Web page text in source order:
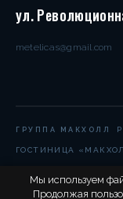
Мы используем
Продолжая
ул.
metelicas@gmail.com
ГРУППА МАКХОЛЛ
ГОСТИНИЦА
©